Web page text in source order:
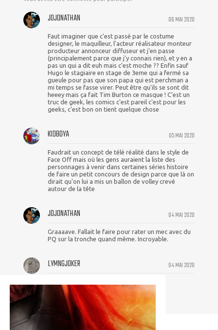
06 MAI 2020
JOJONATHAN
Faut imaginer que c'est passé par le costume
designer, le maquilleur, l'acteur réalisateur monteur
producteur annonceur diffuseur et j'en passe
(principalement parce que j'y connais rien), et y en a
pas un qui a dit euh mais c'est moche ?? Enfin sauf
Hugo le stagiaire en stage de 3eme qui a fermé sa
gueule pour pas que son papa qui est perchman a
mi temps se fasse virer. Peut être qu'ils se sont dit
heeey mais ça fait Tim Burton ce masque ! C'est un
truc de geek, les comics c'est pareil c'est pour les
geeks, c'est bon on tient quelque chose
05 MAI 2020
KIDBOYA
Faudrait un concept de télé réalité dans le style de
Face Off mais où les gens auraient la liste des
personnages à venir dans certaines séries histoire
de faire un petit concours de design parce que là on
dirait qu'on lui a mis un ballon de volley crevé
autour de la tête
04 MAI 2020
JOJONATHAN
Graaaave. Fallait le faire pour rater un mec avec du
PQ sur la tronche quand même. Incroyable.
04 MAI 2020
LYMNGJOKER